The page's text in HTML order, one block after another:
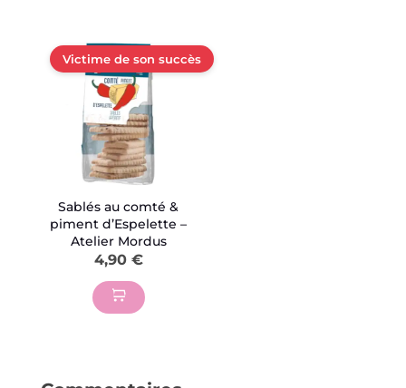
variations.
Les
options
peuvent
être
choisies
sur
la
page
produit
Victime de son succès
Sablés au comté &
piment d’Espelette –
Atelier Mordus
4,90 €